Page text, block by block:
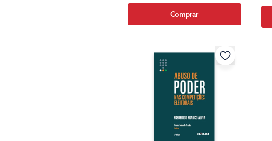
Comprar